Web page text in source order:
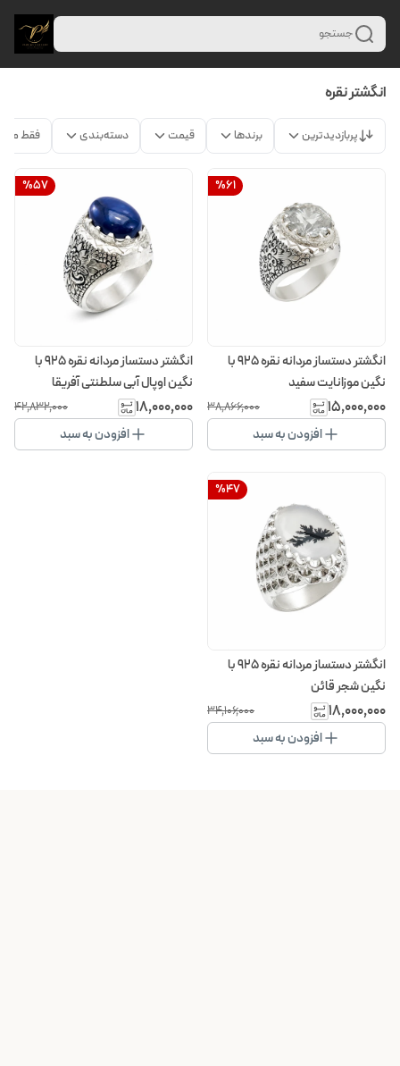
جستجو
انگشتر نقره
پربازدیدترین برندها قیمت دسته‌بندی فقط
%61
انگشتر دستساز مردانه نقره 925 با
نگین موزانایت سفید
۱۵٬۰۰۰٬۰۰۰ ۳۸٬۸۶۶٬۰۰۰
افزودن به سبد
%57
انگشتر دستساز مردانه نقره 925 با
نگین اوپال آبی سلطنتی آفریقا
۱۸٬۰۰۰٬۰۰۰ ۴۲٬۸۳۲٬۰۰۰
افزودن به سبد
%47
انگشتر دستساز مردانه نقره 925 با
نگین شجر قائن
۱۸٬۰۰۰٬۰۰۰ ۳۴٬۱۰۶٬۰۰۰
افزودن به سبد